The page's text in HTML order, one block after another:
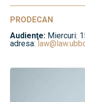
PRODECAN
Audienţe: Miercuri:
adresa: